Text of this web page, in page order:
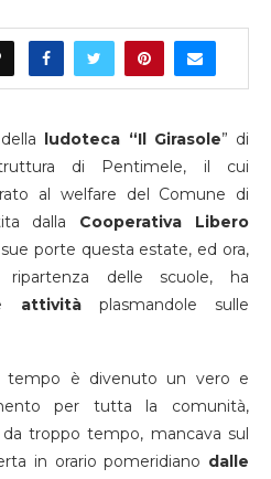
ludoteca “Il Girasole” di
di Pentimele, il cui
al welfare del Comune di
dalla Cooperativa Libero
porte questa estate, ed ora,
delle scuole, ha
attivitàplasmandole sulle
tempo è divenuto un vero e
per tutta la comunità,
troppo tempo, mancava sul
in orario pomeridiano dalle